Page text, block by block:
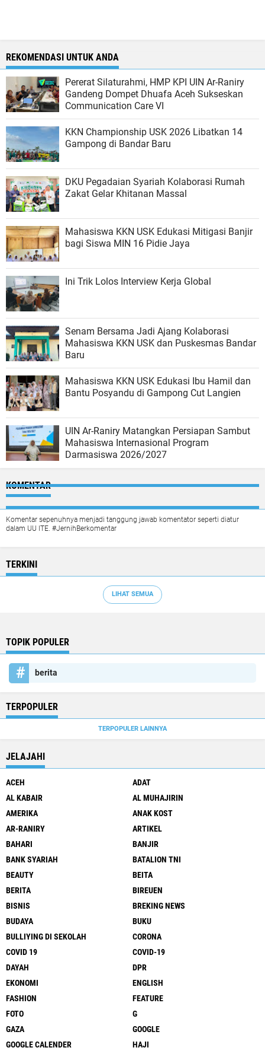
REKOMENDASI UNTUK ANDA
Pererat Silaturahmi, HMP KPI UIN Ar-Raniry
Gandeng Dompet Dhuafa Aceh Sukseskan
Communication Care VI
KKN Championship USK 2026 Libatkan 14
Gampong di Bandar Baru
DKU Pegadaian Syariah Kolaborasi Rumah
Zakat Gelar Khitanan Massal
Mahasiswa KKN USK Edukasi Mitigasi Banjir
bagi Siswa MIN 16 Pidie Jaya
Ini Trik Lolos Interview Kerja Global
Senam Bersama Jadi Ajang Kolaborasi
Mahasiswa KKN USK dan Puskesmas Bandar
Baru
Mahasiswa KKN USK Edukasi Ibu Hamil dan
Bantu Posyandu di Gampong Cut Langien
UIN Ar-Raniry Matangkan Persiapan Sambut
Mahasiswa Internasional Program
Darmasiswa 2026/2027
KOMENTAR
Komentar sepenuhnya menjadi tanggung jawab komentator seperti diatur
dalam UU ITE. #JernihBerkomentar
TERKINI
LIHAT SEMUA
TOPIK POPULER
berita
TERPOPULER
TERPOPULER LAINNYA
JELAJAHI
ACEH
ADAT
AL KABAIR
AL MUHAJIRIN
AMERIKA
ANAK KOST
AR-RANIRY
ARTIKEL
BAHARI
BANJIR
BANK SYARIAH
BATALION TNI
BEAUTY
BEITA
BERITA
BIREUEN
BISNIS
BREKING NEWS
BUDAYA
BUKU
BULLIYING DI SEKOLAH
CORONA
COVID 19
COVID-19
DAYAH
DPR
EKONOMI
ENGLISH
FASHION
FEATURE
FOTO
G
GAZA
GOOGLE
GOOGLE CALENDER
HAJI